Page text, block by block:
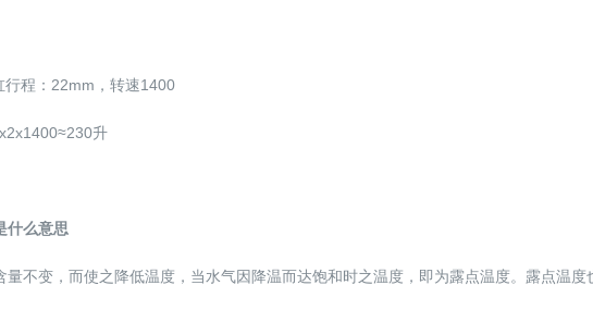
程：22mm，转速1400
升
什么意思
量不变，而使之降低温度，当水气因降温而达饱和时之温度，即为露点温度。露点温